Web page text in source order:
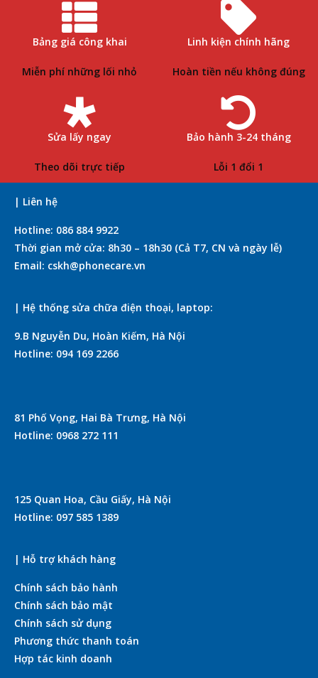
Bảng giá công khai
Miễn phí những lối nhỏ
Linh kiện chính hãng
Hoàn tiền nếu không đúng
Sửa lấy ngay
Theo dõi trực tiếp
Bảo hành 3-24 tháng
Lỗi 1 đổi 1
| Liên hệ
Hotline: 086 884 9922
Thời gian mở cửa: 8h30 – 18h30 (Cả T7, CN và ngày lễ)
Email: cskh@phonecare.vn
| Hệ thống sửa chữa điện thoại, laptop:
9.B Nguyễn Du, Hoàn Kiếm, Hà Nội
Hotline: 094 169 2266
81 Phố Vọng, Hai Bà Trưng, Hà Nội
Hotline: 0968 272 111
125 Quan Hoa, Cầu Giấy, Hà Nội
Hotline: 097 585 1389
| Hỗ trợ khách hàng
Chính sách bảo hành
Chính sách bảo mật
Chính sách sử dụng
Phương thức thanh toán
Hợp tác kinh doanh